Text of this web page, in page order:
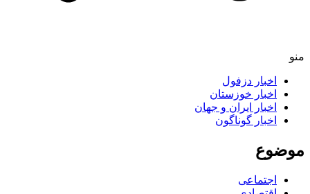
اخبار دزفول
اخبار خوزستان
اخبار ایران و جهان
اخبار گوناگون
اجتماعی